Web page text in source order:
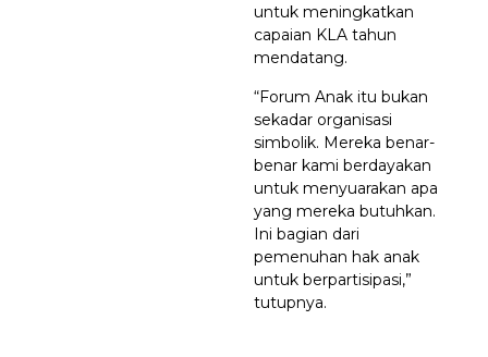
untuk meningkatkan
capaian KLA tahun
mendatang.
“Forum Anak itu bukan
sekadar organisasi
simbolik. Mereka benar-
benar kami berdayakan
untuk menyuarakan apa
yang mereka butuhkan.
Ini bagian dari
pemenuhan hak anak
untuk berpartisipasi,”
tutupnya.